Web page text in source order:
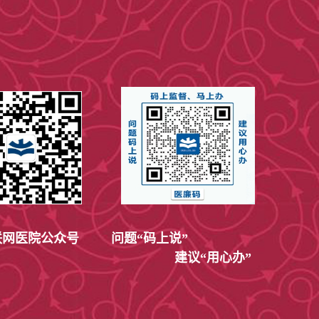
医院公众号
问题“码上说”
建议“用心办”